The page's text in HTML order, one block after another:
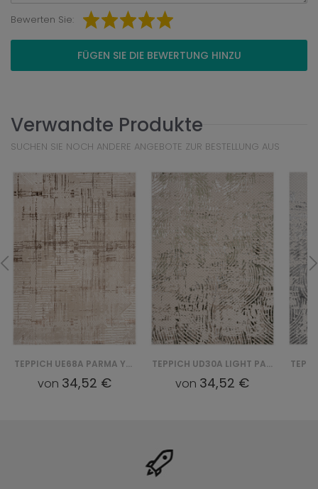
Bewerten Sie:
FÜGEN SIE DIE BEWERTUNG HINZU
Verwandte Produkte
SUCHEN SIE NOCH ANDERE ANGEBOTE ZUR BESTELLUNG AUS
TEPPICH UE68A PARMA YDD - BRĄZOWY
von 34,52 €
TEPPICH UD30A LIGHT PARMA YDD - ZIELONY
von 34,52 €